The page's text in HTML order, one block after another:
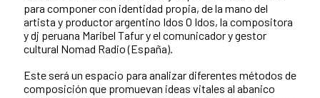
para componer con identidad propia, de la mano del
artista y productor argentino Idos O Idos, la compositora
y dj peruana Maribel Tafur y el comunicador y gestor
cultural Nomad Radio (España).
Este será un espacio para analizar diferentes métodos de
composición que promuevan ideas vitales al abanico